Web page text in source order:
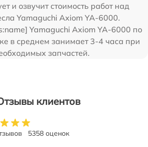
и озвучит стоимость работ над
Yamaguchi Axiom YA-6000.
Yamaguchi Axiom YA-6000 по
в среднем занимает 3-4 часа при
запчастей.
клиентов
5358 оценок